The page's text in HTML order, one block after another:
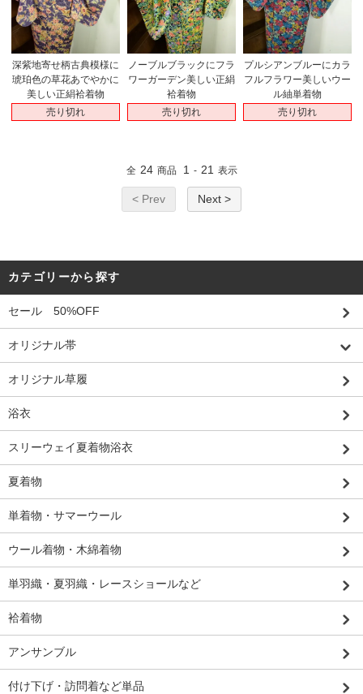
深紫地寄せ柄古典模様に
琥珀色の草花あでやかに
美しい正絹袷着物
売り切れ
ノーブルブラックにフラ
ワーガーデン美しい正絹
袷着物
売り切れ
プルシアンブルーにカラ
フルフラワー美しいウー
ル紬単着物
売り切れ
全 24 商品 1 - 21 表示
< Prev Next >
カテゴリーから探す
セール 50%OFF
オリジナル帯
オリジナル草履
浴衣
スリーウェイ夏着物浴衣
夏着物
単着物・サマーウール
ウール着物・木綿着物
単羽織・夏羽織・レースショールなど
袷着物
アンサンブル
付け下げ・訪問着など単品